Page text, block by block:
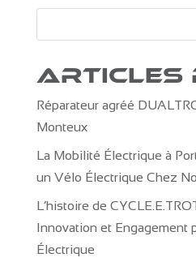
Articles
Réparateur agréé
Monteux
La Mobilité Électrique à
un Vélo Électrique Chez
L’histoire de
Innovation et Engagement
Électrique